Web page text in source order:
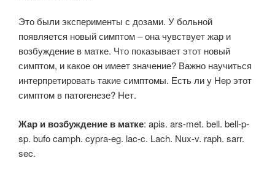
Это были эксперименты с дозами. У больной
появляется новый симптом – она чувствует жар и
возбуждение в матке. Что показывает этот новый
симптом, и какое он имеет значение? Важно научиться
интерпретировать такие симптомы. Есть ли у Hep этот
симптом в патогенезе? Нет.
Жар и возбуждение в матке: apis. ars-met. bell. bell-p-
sp. bufo camph. cypra-eg. lac-c. Lach. Nux-v. raph. sarr.
sec.